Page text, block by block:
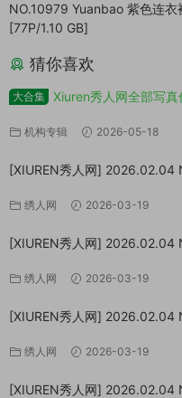
NO.10979 Yuanbao 紫色连衣
[77P/1.10 GB]
猜你喜欢
大合集 Xiuren秀人网全部写
机构专辑 2026-05-18
[XIUREN秀人网] 2026.02.04
绣人网 2026-03-19
[XIUREN秀人网] 2026.02.04
绣人网 2026-03-19
[XIUREN秀人网] 2026.02.04
绣人网 2026-03-19
[XIUREN秀人网] 2026.02.04